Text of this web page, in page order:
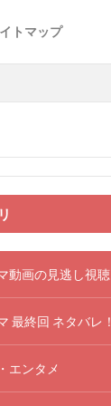
トマップ
動画の見逃し視聴
最終回 ネタバレ！
エンタメ